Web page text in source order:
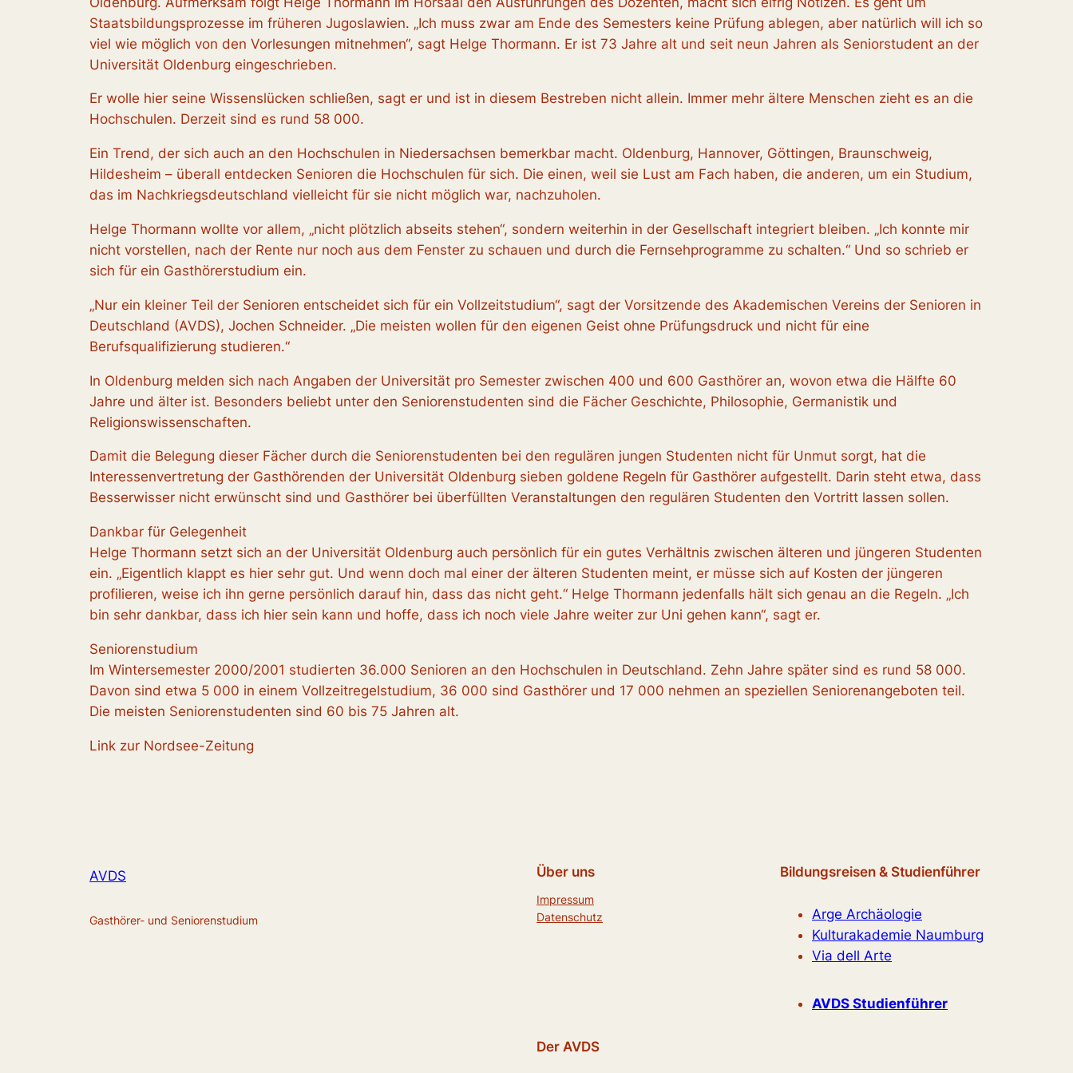
Staatsbildungsprozesse im früheren Jugoslawien. „Ich muss zwar am Ende des Semesters keine Prüfung ablegen, aber natürlich will ich so
viel wie möglich von den Vorlesungen mitnehmen“, sagt Helge Thormann. Er ist 73 Jahre alt und seit neun Jahren als Seniorstudent an der
Universität Oldenburg eingeschrieben.
Er wolle hier seine Wissenslücken schließen, sagt er und ist in diesem Bestreben nicht allein. Immer mehr ältere Menschen zieht es an die
Hochschulen. Derzeit sind es rund 58 000.
Ein Trend, der sich auch an den Hochschulen in Niedersachsen bemerkbar macht. Oldenburg, Hannover, Göttingen, Braunschweig,
Hildesheim – überall entdecken Senioren die Hochschulen für sich. Die einen, weil sie Lust am Fach haben, die anderen, um ein Studium,
das im Nachkriegsdeutschland vielleicht für sie nicht möglich war, nachzuholen.
Helge Thormann wollte vor allem, „nicht plötzlich abseits stehen“, sondern weiterhin in der Gesellschaft integriert bleiben. „Ich konnte mir
nicht vorstellen, nach der Rente nur noch aus dem Fenster zu schauen und durch die Fernsehprogramme zu schalten.“ Und so schrieb er
sich für ein Gasthörerstudium ein.
„Nur ein kleiner Teil der Senioren entscheidet sich für ein Vollzeitstudium“, sagt der Vorsitzende des Akademischen Vereins der Senioren in
Deutschland (AVDS), Jochen Schneider. „Die meisten wollen für den eigenen Geist ohne Prüfungsdruck und nicht für eine
Berufsqualifizierung studieren.“
In Oldenburg melden sich nach Angaben der Universität pro Semester zwischen 400 und 600 Gasthörer an, wovon etwa die Hälfte 60
Jahre und älter ist. Besonders beliebt unter den Seniorenstudenten sind die Fächer Geschichte, Philosophie, Germanistik und
Religionswissenschaften.
Damit die Belegung dieser Fächer durch die Seniorenstudenten bei den regulären jungen Studenten nicht für Unmut sorgt, hat die
Interessenvertretung der Gasthörenden der Universität Oldenburg sieben goldene Regeln für Gasthörer aufgestellt. Darin steht etwa, dass
Besserwisser nicht erwünscht sind und Gasthörer bei überfüllten Veranstaltungen den regulären Studenten den Vortritt lassen sollen.
Dankbar für Gelegenheit
Helge Thormann setzt sich an der Universität Oldenburg auch persönlich für ein gutes Verhältnis zwischen älteren und jüngeren Studenten
ein. „Eigentlich klappt es hier sehr gut. Und wenn doch mal einer der älteren Studenten meint, er müsse sich auf Kosten der jüngeren
profilieren, weise ich ihn gerne persönlich darauf hin, dass das nicht geht.“ Helge Thormann jedenfalls hält sich genau an die Regeln. „Ich
bin sehr dankbar, dass ich hier sein kann und hoffe, dass ich noch viele Jahre weiter zur Uni gehen kann“, sagt er.
Seniorenstudium
Im Wintersemester 2000/2001 studierten 36.000 Senioren an den Hochschulen in Deutschland. Zehn Jahre später sind es rund 58 000.
Davon sind etwa 5 000 in einem Vollzeitregelstudium, 36 000 sind Gasthörer und 17 000 nehmen an speziellen Seniorenangeboten teil.
Die meisten Seniorenstudenten sind 60 bis 75 Jahren alt.
Link zur Nordsee-Zeitung
AVDS
Gasthörer- und Seniorenstudium
Über uns
Impressum
Datenschutz
Bildungsreisen & Studienführer
Arge Archäologie
Kulturakademie Naumburg
Via dell Arte
AVDS Studienführer
Der AVDS